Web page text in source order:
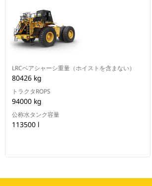
LRCベアシャーシ重量（ホイストを含まない）
80426 kg
トラクタROPS
94000 kg
公称水タンク容量
113500 l